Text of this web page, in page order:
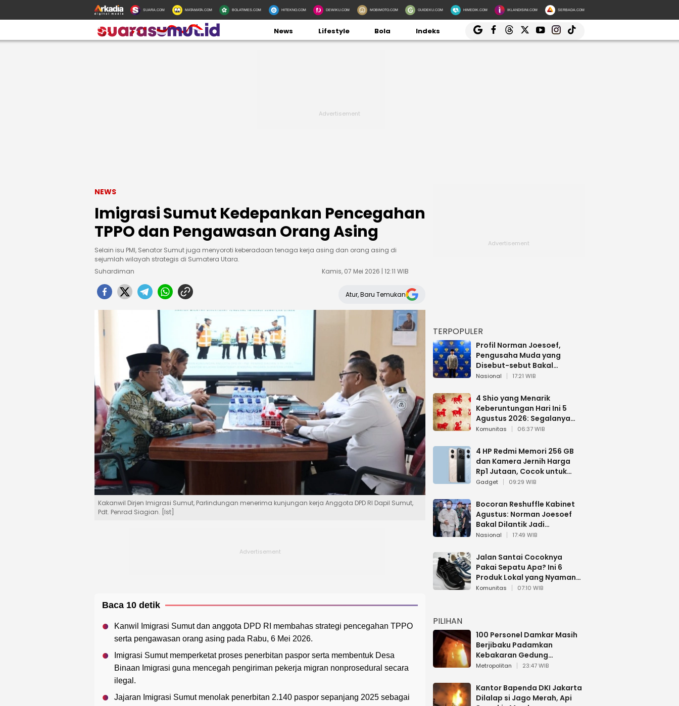
SUARA.COM MATAMATA.COM BOLATIMES.COM HITEKNO.COM DEWIKU.COM MOBIMOTO.COM GUIDEKU.COM HIMEDIK.COM IKLANDISINI.COM SERBADA.COM
News Lifestyle Bola Indeks
NEWS
Imigrasi Sumut Kedepankan Pencegahan
TPPO dan Pengawasan Orang Asing
Selain isu PMI, Senator Sumut juga menyoroti keberadaan tenaga kerja asing dan orang asing di
sejumlah wilayah strategis di Sumatera Utara.
Suhardiman
Kamis, 07 Mei 2026 | 12:11 WIB
Atur, Baru Temukan
Kakanwil Dirjen Imigrasi Sumut, Parlindungan menerima kunjungan kerja Anggota DPD RI Dapil Sumut,
Pdt. Penrad Siagian. [Ist]
Baca 10 detik
Kanwil Imigrasi Sumut dan anggota DPD RI membahas strategi pencegahan TPPO
serta pengawasan orang asing pada Rabu, 6 Mei 2026.
Imigrasi Sumut memperketat proses penerbitan paspor serta membentuk Desa
Binaan Imigrasi guna mencegah pengiriman pekerja migran nonprosedural secara
ilegal.
Jajaran Imigrasi Sumut menolak penerbitan 2.140 paspor sepanjang 2025 sebagai
TERPOPULER
Profil Norman Joesoef,
Pengusaha Muda yang
Disebut-sebut Bakal
Dilantik Jadi Wamenhan RI
Nasional 17:21 WIB
4 Shio yang Menarik
Keberuntungan Hari Ini 5
Agustus 2026: Segalanya
Berjalan Lancar
Komunitas 06:37 WIB
4 HP Redmi Memori 256 GB
dan Kamera Jernih Harga
Rp1 Jutaan, Cocok untuk
Multitasking
Gadget 09:29 WIB
Bocoran Reshuffle Kabinet
Agustus: Norman Joesoef
Bakal Dilantik Jadi
Wamenhan RI
Nasional 17:49 WIB
Jalan Santai Cocoknya
Pakai Sepatu Apa? Ini 6
Produk Lokal yang Nyaman
Buat 17 Agustusan
Komunitas 07:10 WIB
PILIHAN
100 Personel Damkar Masih
Berjibaku Padamkan
Kebakaran Gedung
Bapenda DKI
Metropolitan 23:47 WIB
Kantor Bapenda DKI Jakarta
Dilalap si Jago Merah, Api